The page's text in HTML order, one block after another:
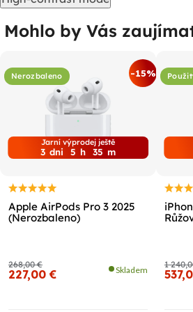
Mohlo by Vás
Nerozbaleno -15%
Jarní výprodej ještě
3 dni 5 h 35 m
Apple AirPods Pro 3 2025
(Nerozbaleno)
268,00 €
227,00 € Skladem
1